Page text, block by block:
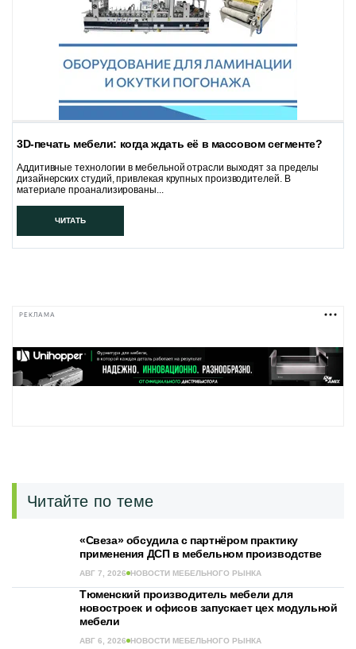
3D-печать мебели: когда ждать её в массовом сегменте?
Аддитивные технологии в мебельной отрасли выходят за пределы
дизайнерских студий, привлекая крупных производителей. В
материале проанализированы...
ЧИТАТЬ
РЕКЛАМА
Читайте по теме
«Свеза» обсудила с партнёром практику
применения ДСП в мебельном производстве
АВГ 7, 2026 НОВОСТИ МЕБЕЛЬНОГО РЫНКА
Тюменский производитель мебели для
новостроек и офисов запускает цех модульной
мебели
АВГ 6, 2026 НОВОСТИ МЕБЕЛЬНОГО РЫНКА